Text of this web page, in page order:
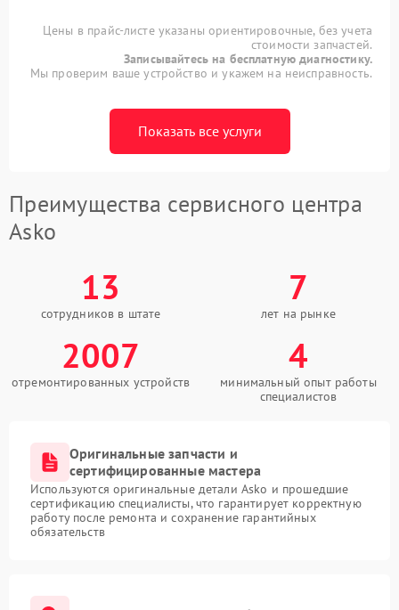
Цены в прайс-листе указаны ориентировочные, без учета
стоимости запчастей.
Записывайтесь на бесплатную диагностику.
Мы проверим ваше устройство и укажем на неисправность.
Показать все услуги
Преимущества сервисного центра
Asko
13
сотрудников в штате
7
лет на рынке
2007
отремонтированных устройств
4
минимальный опыт работы
специалистов
Оригинальные запчасти и
сертифицированные мастера
Используются оригинальные детали Asko и прошедшие
сертификацию специалисты, что гарантирует корректную
работу после ремонта и сохранение гарантийных
обязательств